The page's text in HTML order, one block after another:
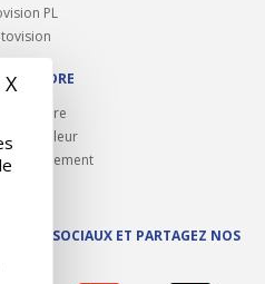
X Masquer le bandeau des
PL
REJOINDRE
un centre
contrôleur
recrutement
SOCIAUX ET PARTAGEZ NOS